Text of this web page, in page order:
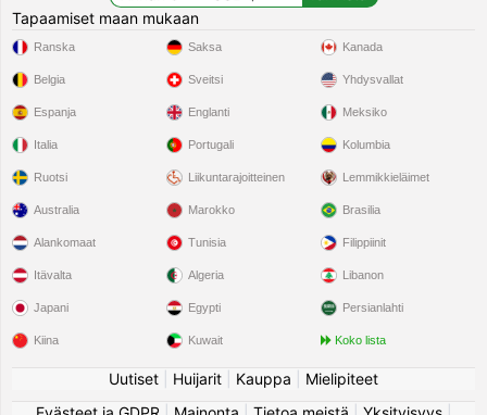
Tapaamiset maan mukaan
Ranska
Belgia
Espanja
Italia
Ruotsi
Saksa
Sveitsi
Englanti
Portugali
Liikuntarajoitteinen
Kanada
Yhdysvallat
Meksiko
Kolumbia
Lemmikkieläimet
Australia
Alankomaat
Itävalta
Japani
Kiina
Marokko
Tunisia
Algeria
Egypti
Kuwait
Brasilia
Filippiinit
Libanon
Persianlahti
Koko lista
Uutiset Huijarit Kauppa
Mielipiteet